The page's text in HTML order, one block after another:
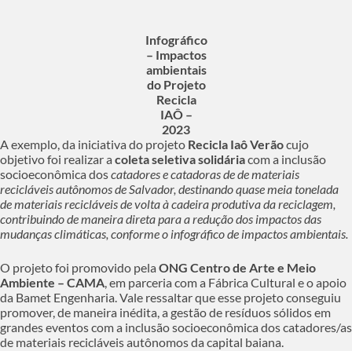
Infográfico
– Impactos
ambientais
do Projeto
Recicla
IAÔ –
2023
A exemplo, da iniciativa do projeto Recicla Iaô Verãocujo
objetivo foi realizar a coleta seletiva solidáriacom a inclusão
socioeconômica doscatadores e catadoras de de materiais
recicláveis autônomos de Salvador, destinando quase meia tonelada
de materiais recicláveis de volta à cadeira produtiva da reciclagem,
contribuindo de maneira direta para a redução dos impactos das
mudanças climáticas, conforme o infográfico de impactos ambientais.
O projeto foi promovido pela ONG Centro de Arte e Meio
Ambiente – CAMA, em parceria com a Fábrica Cultural e o apoio
da Bamet Engenharia. Vale ressaltar que esse projeto conseguiu
promover, de maneira inédita, a gestão de resíduos sólidos em
grandes eventos com a inclusão socioeconômica dos catadores/as
de materiais recicláveis autônomos da capital baiana.